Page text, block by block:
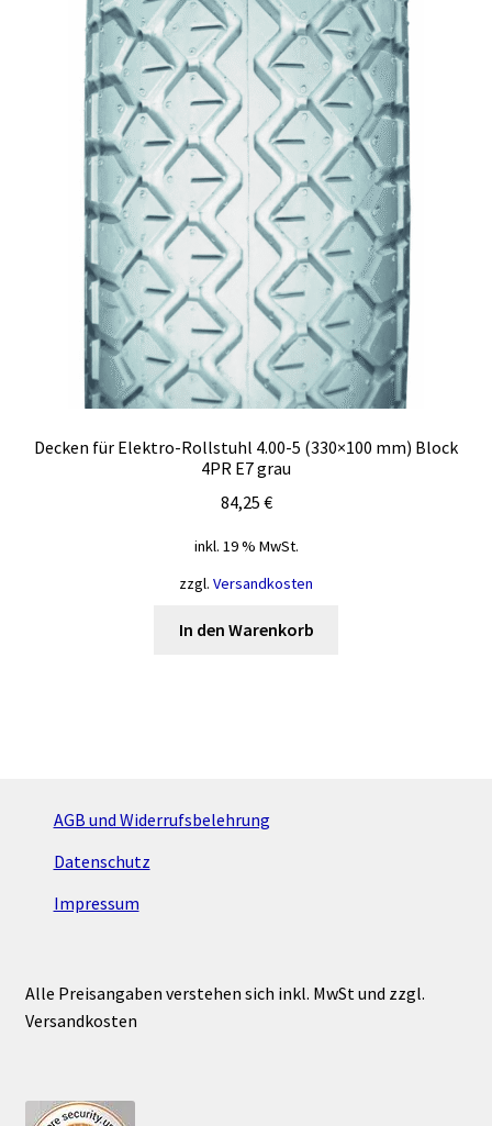
Decken für Elektro-Rollstuhl 4.00-5 (330×100 mm) Block
4PR E7 grau
84,25 €
inkl. 19 % MwSt.
zzgl. Versandkosten
In den Warenkorb
AGB und Widerrufsbelehrung
Datenschutz
Impressum
Alle Preisangaben verstehen sich inkl. MwSt und zzgl.
Versandkosten